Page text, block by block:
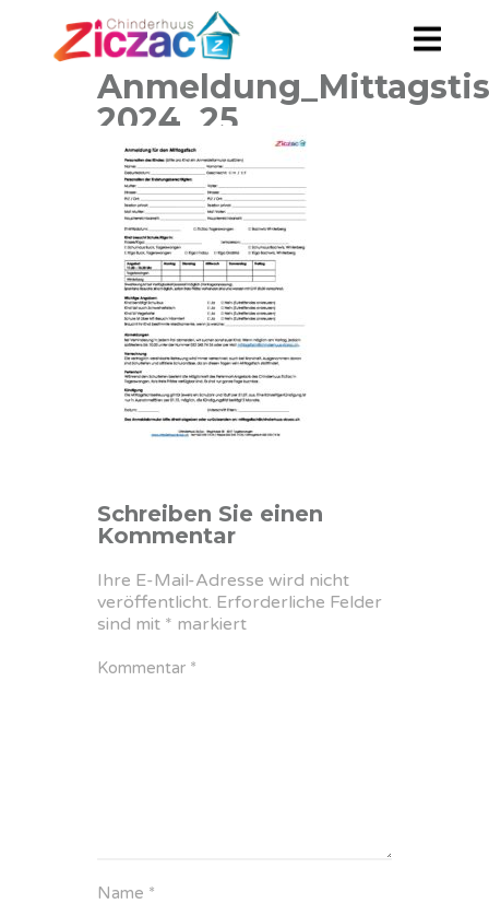
2024_25
Schreiben Sie einen
Kommentar
Ihre E-Mail-Adresse wird nicht
veröffentlicht. Erforderliche Felder
sind mit * markiert
Kommentar *
Name *